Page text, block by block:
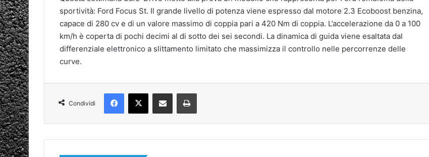
sportività: Ford Focus St. Il grande livello di potenza viene espresso dal motore 2.3 Ecoboost benzina,
capace di 280 cv e di un valore massimo di coppia pari a 420 Nm di coppia. L’accelerazione da 0 a 100
km/h è coperta di pochi decimi al di sotto dei sei secondi. La dinamica di guida viene esaltata dal
differenziale elettronico a slittamento limitato che massimizza il controllo nelle percorrenze delle
curve.
Condividi